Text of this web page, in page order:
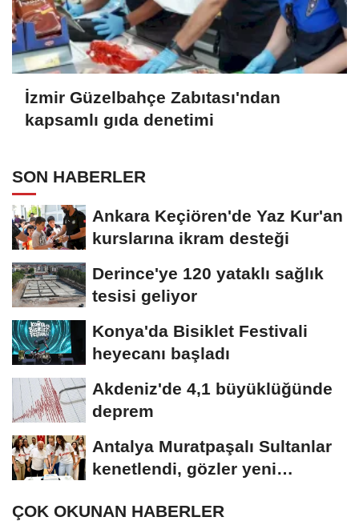
İzmir Güzelbahçe Zabıtası'ndan
kapsamlı gıda denetimi
SON HABERLER
Ankara Keçiören'de Yaz Kur'an
kurslarına ikram desteği
Derince'ye 120 yataklı sağlık
tesisi geliyor
Konya'da Bisiklet Festivali
heyecanı başladı
Akdeniz'de 4,1 büyüklüğünde
deprem
Antalya Muratpaşalı Sultanlar
kenetlendi, gözler yeni
ÇOK OKUNAN HABERLER